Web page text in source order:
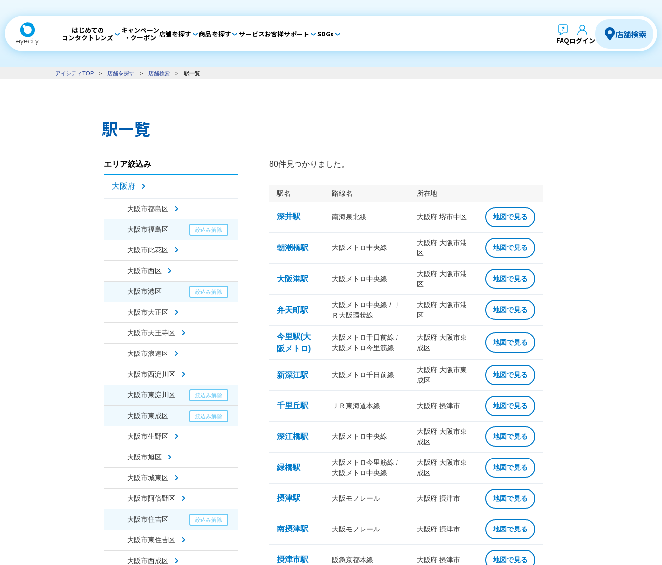
はじめての
コンタクトレンズ
キャンペーン
・クーポン 店舗を探す 商品を探す サービスお客様サポート SDGs
FAQログイン
店舗検索
アイシティTOP > 店舗を探す > 店舗検索 > 駅一覧
駅一覧
エリア絞込み
大阪府
大阪市都島区
大阪市福島区
大阪市此花区
大阪市西区
大阪市港区
大阪市大正区
大阪市天王寺区
大阪市浪速区
大阪市西淀川区
大阪市東淀川区
大阪市東成区
大阪市生野区
大阪市旭区
大阪市城東区
大阪市阿倍野区
大阪市住吉区
大阪市東住吉区
大阪市西成区
80件見つかりました。
駅名 路線名 所在地
深井駅 南海泉北線 大阪府 堺市中区 地図で見る
朝潮橋駅 大阪メトロ中央線
大阪府 大阪市港
区
地図で見る
大阪港駅 大阪メトロ中央線
大阪府 大阪市港
区
地図で見る
弁天町駅
大阪メトロ中央線 / Ｊ
Ｒ大阪環状線
大阪府 大阪市港
区
地図で見る
今里駅(大
阪メトロ)
大阪メトロ千日前線 /
大阪メトロ今里筋線
大阪府 大阪市東
成区
地図で見る
新深江駅 大阪メトロ千日前線
大阪府 大阪市東
成区
地図で見る
千里丘駅 ＪＲ東海道本線 大阪府 摂津市 地図で見る
深江橋駅 大阪メトロ中央線
大阪府 大阪市東
成区
地図で見る
緑橋駅
大阪メトロ今里筋線 /
大阪メトロ中央線
大阪府 大阪市東
成区
地図で見る
摂津駅 大阪モノレール 大阪府 摂津市 地図で見る
南摂津駅 大阪モノレール 大阪府 摂津市 地図で見る
摂津市駅 阪急京都本線 大阪府 摂津市 地図で見る